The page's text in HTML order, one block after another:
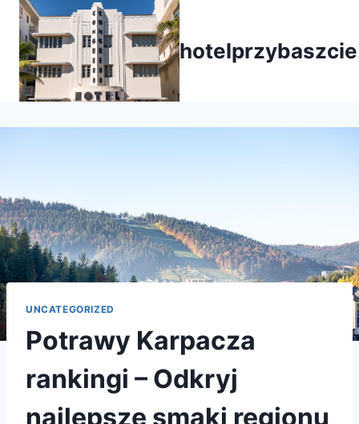
Przejdź
treści
UNCATEGORIZED
Potrawy Karpacza
rankingi – Odkryj
najlepsze smaki regionu